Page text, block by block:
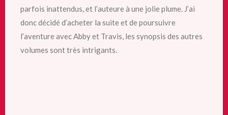
parfois inattendus, et l’auteure à une jolie plume. J’ai
donc décidé d’acheter la suite et de poursuivre
l’aventure avec Abby et Travis, les synopsis des autres
volumes sont très intrigants.